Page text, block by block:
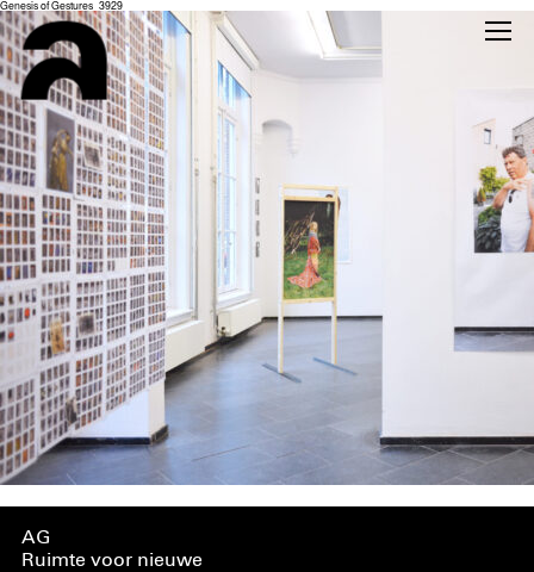
Genesis of Gestures_3929
AG
Ruimte voor nieuwe